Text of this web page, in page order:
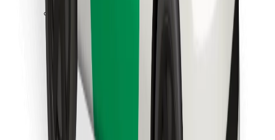
Atsisiųsti programėlę „Bolt Food“